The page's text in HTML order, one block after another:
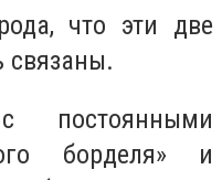
что эти две
связаны.
постоянными
борделя» и